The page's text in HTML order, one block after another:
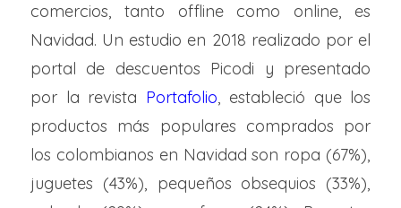
comercios, tanto offline como online, es
Navidad. Un estudio en 2018 realizado por el
portal de descuentos Picodi y presentado
por la revista Portafolio, estableció que los
productos más populares comprados por
los colombianos en Navidad son ropa (67%),
juguetes (43%), pequeños obsequios (33%),